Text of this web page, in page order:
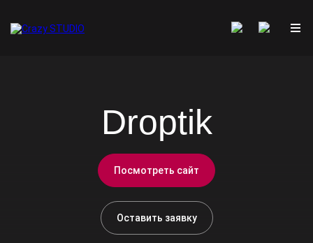
Droptik
Посмотреть сайт
Оставить заявку